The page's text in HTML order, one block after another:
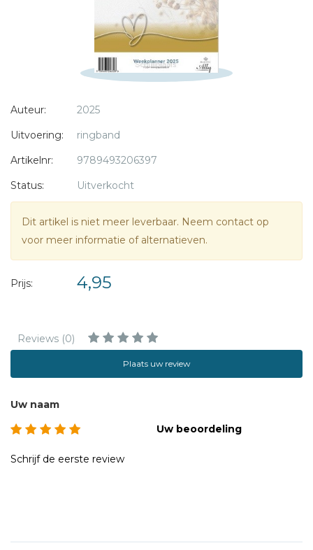
Auteur:
2025
Uitvoering:
ringband
Artikelnr:
9789493206397
Status:
Uitverkocht
Dit artikel is niet meer leverbaar. Neem contact op
voor meer informatie of alternatieven.
Prijs: 4,95
Reviews (0)
Plaats uw review
Uw naam
Uw beoordeling
Schrijf de eerste review